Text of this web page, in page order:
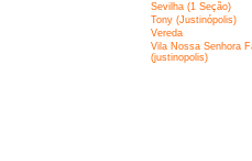
Sevilha (1 Seção)
Tony (Justinópolis)
Vereda
Vila Nossa Senhora
(justinopolis)